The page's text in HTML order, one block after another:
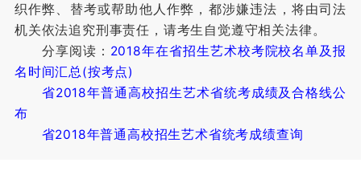
织作弊、替考或帮助他人作弊，都涉嫌违法，将由司法
机关依法追究刑事责任，请考生自觉遵守相关法律。
分享阅读： 2018年在省招生艺术校考院校名单及报
名时间汇总(按考点)
省2018年普通高校招生艺术省统考成绩及合格线公
布
省2018年普通高校招生艺术省统考成绩查询